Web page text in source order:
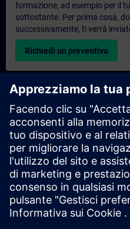
formazione, ad esempio per il
sottostante. Per prima cosa,
successivamente, ti verrà
Richiedi un preventivo
Richiesta di informazioni
esclusivi
Compila il modulo di richiesta
preventivo per un corso di
virtualmente o presso il nostro
Questo tipo di richiesta è
persone in su). Dopo aver
esigenze formative, riceverai
Richiedi un preventivo